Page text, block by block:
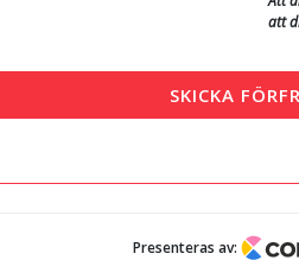
att
SKICKA
Presenteras av: